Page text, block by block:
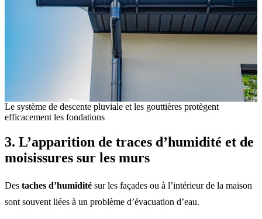
Le système de descente pluviale et les gouttières protègent
efficacement les fondations
3. L’apparition de traces d’humidité et de
moisissures sur les murs
Des taches d’humidité sur les façades ou à l’intérieur de la maison
sont souvent liées à un problème d’évacuation d’eau.